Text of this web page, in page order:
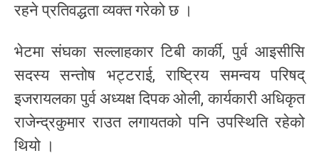
रहने प्रतिवद्धता व्यक्त गरेको छ ।
भेटमा संघका सल्लाहकार टिबी कार्की, पुर्व आइसीसि
सदस्य सन्तोष भट्टराई, राष्ट्रिय समन्वय परिषद्
इजरायलका पुर्व अध्यक्ष दिपक ओली, कार्यकारी अधिकृत
राजेन्द्रकुमार राउत लगायतको पनि उपस्थिति रहेको
थियो ।